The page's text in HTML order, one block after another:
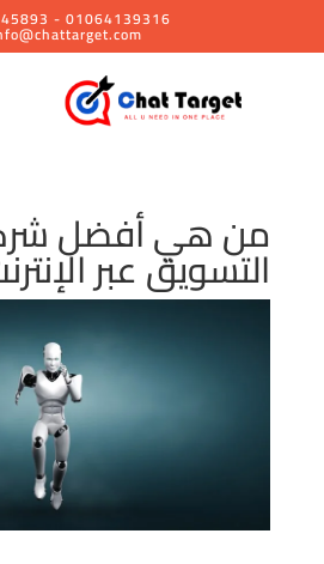
- 01064139316
من هي أفضل
التسويق عبر